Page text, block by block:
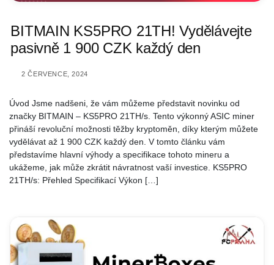
BITMAIN KS5PRO 21TH! Vydělávejte
pasivně 1 900 CZK každý den
2 ČERVENCE, 2024
Úvod Jsme nadšeni, že vám můžeme představit novinku od
značky BITMAIN – KS5PRO 21TH/s. Tento výkonný ASIC miner
přináší revoluční možnosti těžby kryptoměn, díky kterým můžete
vydělávat až 1 900 CZK každý den. V tomto článku vám
představíme hlavní výhody a specifikace tohoto mineru a
ukážeme, jak může zkrátit návratnost vaší investice. KS5PRO
21TH/s: Přehled Specifikací Výkon […]